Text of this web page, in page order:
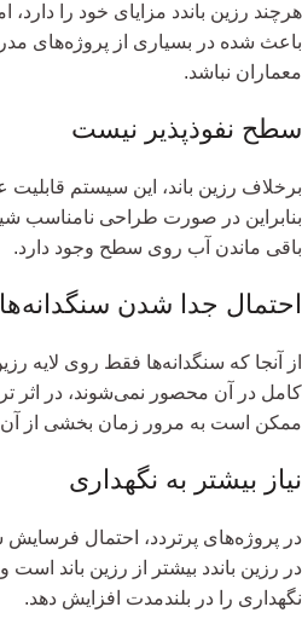
هرچند رزین باندد مزایای خود را دارد،
باعث شده در بسیاری از پروژه‌های
معماران نباشد.
سطح نفوذپذیر نیست
برخلاف رزین باند، این سیستم قابلیت
بنابراین در صورت طراحی نامناسب
باقی ماندن آب روی سطح وجود دارد.
احتمال جدا شدن سنگدانه‌ها
از آنجا که سنگدانه‌ها فقط روی لایه
کامل در آن محصور نمی‌شوند، در اثر
ممکن است به مرور زمان بخشی از
نیاز بیشتر به نگهداری
در پروژه‌های پرتردد، احتمال
در رزین باندد بیشتر از رزین باند است
نگهداری را در بلندمدت افزایش دهد.